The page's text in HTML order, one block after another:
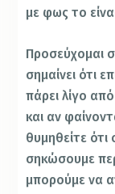
με φως το
Προσεύχομαι
σημαίνει ότι
πάρει λίγο
και αν
θυμηθείτε ότι
σηκώσουμε
μπορούμε να